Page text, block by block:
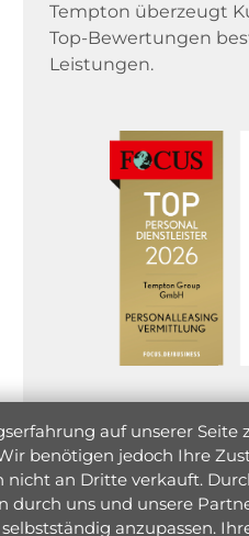
Tempton überzeugt
Top-Bewertungen
Leistungen.
auf unserer Seite
benötigen jedoch Ihre
nicht an Dritte verkauft.
uns und unsere
anzupassen.